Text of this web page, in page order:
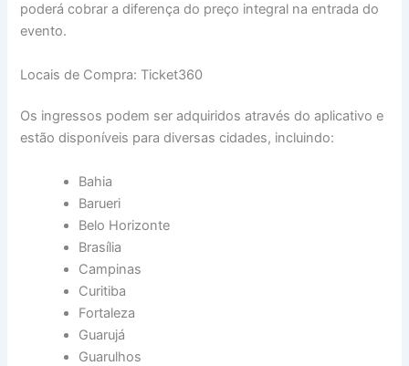
poderá cobrar a diferença do preço integral na entrada do
evento.
Locais de Compra: Ticket360
Os ingressos podem ser adquiridos através do aplicativo e
estão disponíveis para diversas cidades, incluindo:
Bahia
Barueri
Belo Horizonte
Brasília
Campinas
Curitiba
Fortaleza
Guarujá
Guarulhos